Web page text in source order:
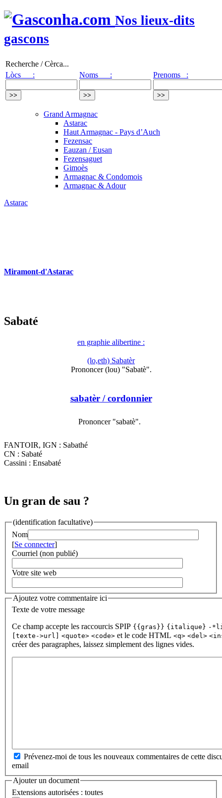
Nos lieux-dits
gascons
Recherche / Cèrca...
Lòcs :
Noms : Prenoms :
Grand Armagnac
Astarac
Haut Armagnac - Pays d’Auch
Fezensac
Eauzan / Eusan
Fezensaguet
Gimoès
Armagnac & Condomois
Armagnac & Adour
Astarac
Miramont-d'Astarac
Sabaté
en graphie alibertine :
(lo,eth) Sabatèr
Prononcer (lou) "Sabatè".
sabatèr/ cordonnier
Prononcer "sabatè".
FANTOIR, IGN : Sabathé
CN : Sabaté
Cassini : Ensabaté
Un gran de sau ?
(identification facultative)
Nom
[Se connecter]
Courriel (non publié)
Votre site web
Ajoutez votre commentaire ici
Texte de votre message
Ce champ accepte les raccourcis SPIP {{gras}} {italique} -
[texte->url]
<quote> <code> et le code HTML <q> <del>
créer des paragraphes, laissez simplement des lignes vides.
Prévenez-moi de tous les nouveaux commentaires de cette
email
Ajouter un document
Extensions autorisées : toutes